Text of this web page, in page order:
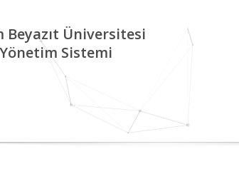
Beyazıt Üniversitesi
Sistemi